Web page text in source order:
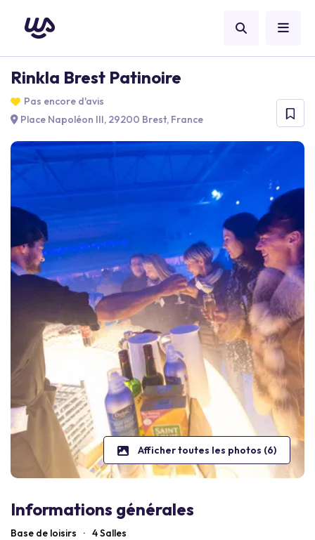
Rinkla Brest Patinoire
Pas encore d'avis
Place Napoléon III, 29200 Brest, France
Afficher toutes les photos (6)
Informations générales
Base de loisirs · 4 Salles